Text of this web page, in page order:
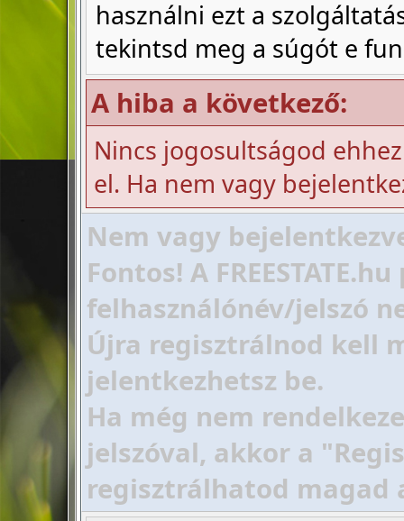
használni ezt a
tekintsd meg a súgót e
A hiba a következő:
Nincs jogosultságod
el. Ha nem vagy
Nem vagy
Fontos! A
felhasználónév/jelszó
Újra regisztrálnod kell
jelentkezhetsz be.
Ha még nem
jelszóval, akkor a
regisztrálhatod magad